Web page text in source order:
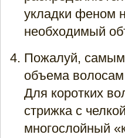
укладки феном
необходимый
Пожалуй,
объема
Для коротких
стрижка с
многослойный